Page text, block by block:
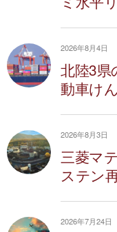
2026年8月4日
北陸3県
動車け
2026年8月3日
三菱マ
ステン
2026年7月24日